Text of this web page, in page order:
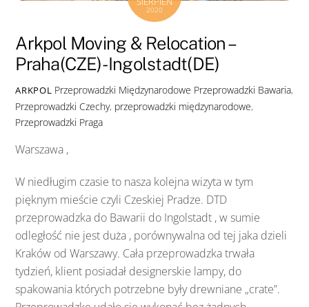
2020
Arkpol Moving & Relocation –
Praha(CZE)-Ingolstadt(DE)
ARKPOL Przeprowadzki Międzynarodowe Przeprowadzki Bawaria,
Przeprowadzki Czechy, przeprowadzki międzynarodowe,
Przeprowadzki Praga
Warszawa ,
W niedługim czasie to nasza kolejna wizyta w tym
pięknym mieście czyli Czeskiej Pradze. DTD
przeprowadzka do Bawarii do Ingolstadt , w sumie
odległość nie jest duża , porównywalna od tej jaka dzieli
Kraków od Warszawy. Cała przeprowadzka trwała
tydzień, klient posiadał designerskie lampy, do
spakowania których potrzebne były drewniane „crate”.